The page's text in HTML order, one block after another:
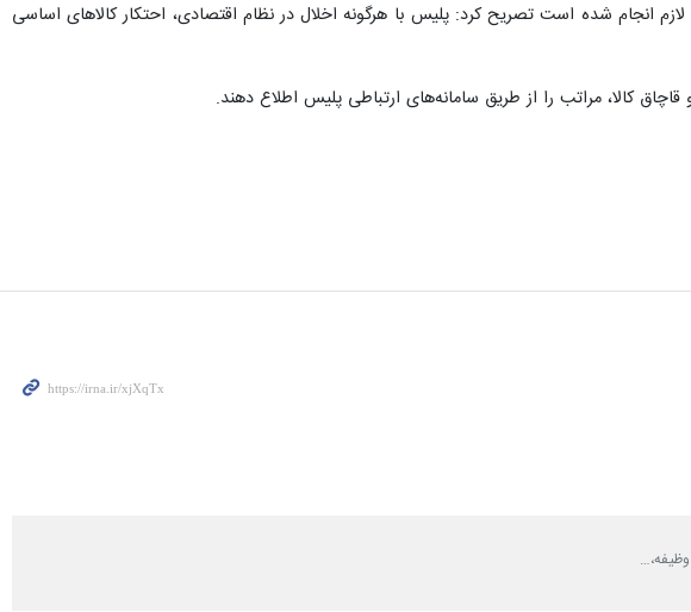
انجام شده است تصریح کرد: پلیس با هرگونه اخلال در نظام اقتصادی، احتکار کالاهای اساسی
کالا، مراتب را از طریق سامانه‌های ارتباطی پلیس اطلاع دهند.
وظیفه،…